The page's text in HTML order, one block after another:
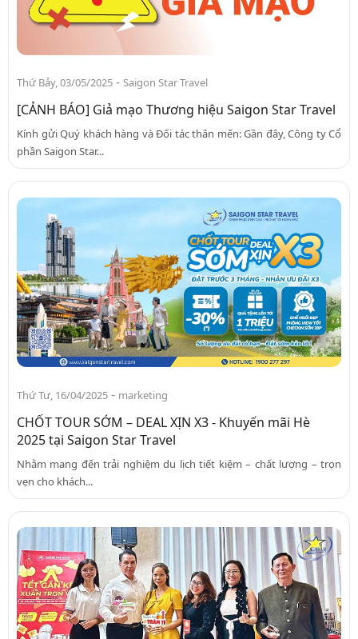
Thứ Bảy, 03/05/2025 - Saigon Star Travel
[CẢNH BÁO] Giả mạo Thương hiệu Saigon Star Travel
Kính gửi Quý khách hàng và Đối tác thân mến: Gần đây, Công ty Cổ
phần Saigon Star...
Thứ Tư, 16/04/2025 - marketing
CHỐT TOUR SỚM – DEAL XỊN X3 - Khuyến mãi Hè
2025 tại Saigon Star Travel
Nhằm mang đến trải nghiệm du lịch tiết kiệm – chất lượng – trọn
vẹn cho khách...